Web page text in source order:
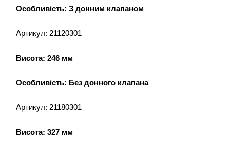
Особливість: З донним клапаном
Артикул: 21120301
Висота: 246 мм
Особливість: Без донного клапана
Артикул: 21180301
Висота: 327 мм